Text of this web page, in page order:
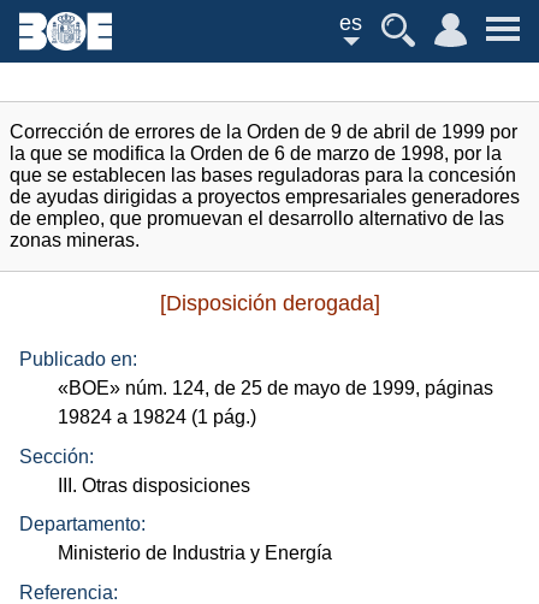
es
Corrección de errores de la Orden de 9 de abril de 1999 por
la que se modifica la Orden de 6 de marzo de 1998, por la
que se establecen las bases reguladoras para la concesión
de ayudas dirigidas a proyectos empresariales generadores
de empleo, que promuevan el desarrollo alternativo de las
zonas mineras.
[Disposición derogada]
Publicado en:
«BOE» núm. 124, de 25 de mayo de 1999, páginas
19824 a 19824 (1 pág.)
Sección:
III. Otras disposiciones
Departamento:
Ministerio de Industria y Energía
Referencia: